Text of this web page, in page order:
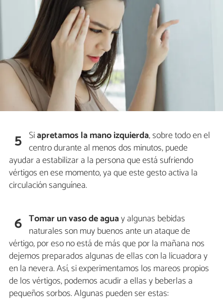
5 Siapretamos la mano izquierda, sobre todo en el
centro durante al menos dos minutos, puede
ayudar a estabilizar a la persona que está sufriendo
vértigos en ese momento, ya que este gesto activa la
circulación sanguínea.
6 Tomar un vaso de aguay algunas bebidas
naturales son muy buenos ante un ataque de
vértigo, por eso no está de más que por la mañana nos
dejemos preparados algunas de ellas con la licuadora y
en la nevera. Así, si experimentamos los mareos propios
de los vértigos, podemos acudir a ellas y beberlas a
pequeños sorbos. Algunas pueden ser estas: